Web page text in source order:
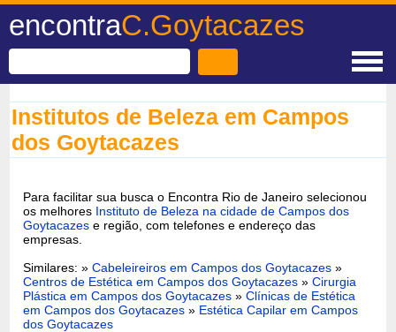
encontraC.Goytacazes
Institutos de Beleza em Campos
dos Goytacazes
Para facilitar sua busca o Encontra Rio de Janeiro selecionou
os melhores Instituto de Beleza na cidade de Campos dos
Goytacazes e região, com telefones e endereço das
empresas.
Similares: »Cabeleireiros em Campos dos Goytacazes »
Centros de Estética em Campos dos Goytacazes »Cirurgia
Plástica em Campos dos Goytacazes »Clínicas de Estética
em Campos dos Goytacazes » Estética Capilar em Campos
dos Goytacazes